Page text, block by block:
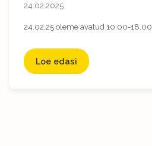
24.02.2025
24.02.25 oleme avatud 10.00-18.00
Loe edasi